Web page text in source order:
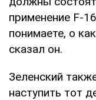
применение F-
понимаете, о
сказал он.
Зеленский
наступить тот